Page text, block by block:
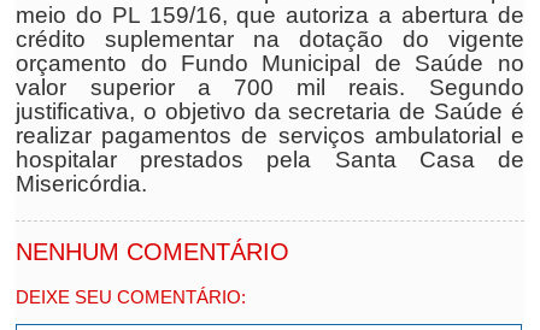
meio do PL 159/16, que autoriza a abertura de
crédito suplementar na dotação do vigente
orçamento do Fundo Municipal de Saúde no
valor superior a 700 mil reais. Segundo
justificativa, o objetivo da secretaria de Saúde é
realizar pagamentos de serviços ambulatorial e
hospitalar prestados pela Santa Casa de
Misericórdia.
NENHUM COMENTÁRIO
DEIXE SEU COMENTÁRIO: